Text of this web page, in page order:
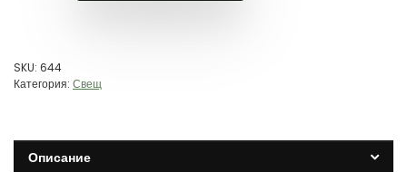
SKU: 644
Категория: Свещ
Описание